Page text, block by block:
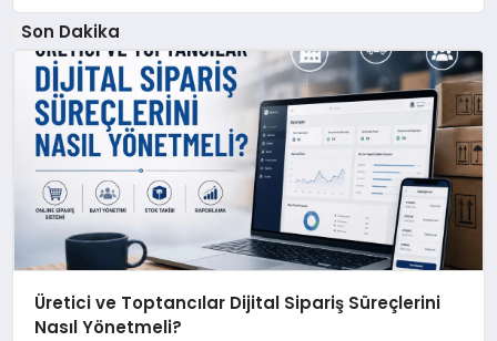
Son Dakika
Üretici ve Toptancılar Dijital Sipariş Süreçlerini
Nasıl Yönetmeli?